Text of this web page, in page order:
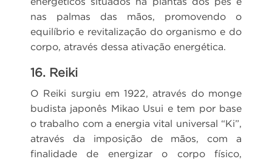
nas palmas das mãos, promovendo o
equilíbrio e revitalização do organismo e do
corpo, através dessa ativação energética.
16. Reiki
O Reiki surgiu em 1922, através do monge
budista japonês Mikao Usui e tem por base
o trabalho com a energia vital universal “Ki”,
através da imposição de mãos, com a
finalidade de energizar o corpo físico,